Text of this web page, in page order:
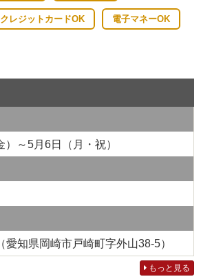
クレジットカードOK 電子マネーOK
～5月6日（月・祝）
愛知県岡崎市戸崎町字外山38-5）
もっと見る